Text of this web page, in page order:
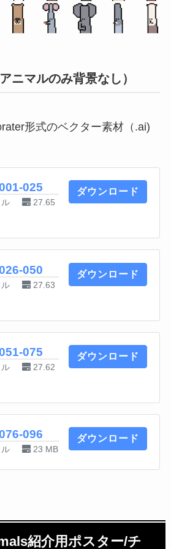
ニマルのみ背景なし）
形式のベクター素材（.ai)
025
27.65
ダウンロード
050
27.63
ダウンロード
075
27.62
ダウンロード
096
23 MB
ダウンロード
紹介用ポスター/チ